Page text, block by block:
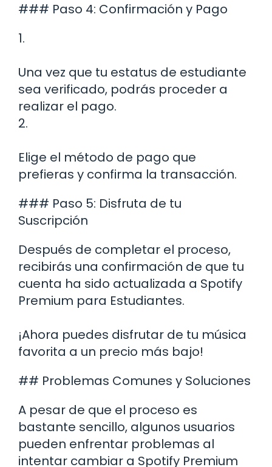
### Paso 4: Confirmación y Pago
1.
Una vez que tu estatus de estudiante
sea verificado, podrás proceder a
realizar el pago.
2.
Elige el método de pago que
prefieras y confirma la transacción.
### Paso 5: Disfruta de tu
Suscripción
Después de completar el proceso,
recibirás una confirmación de que tu
cuenta ha sido actualizada a Spotify
Premium para Estudiantes.
¡Ahora puedes disfrutar de tu música
favorita a un precio más bajo!
## Problemas Comunes y Soluciones
A pesar de que el proceso es
bastante sencillo, algunos usuarios
pueden enfrentar problemas al
intentar cambiar a Spotify Premium